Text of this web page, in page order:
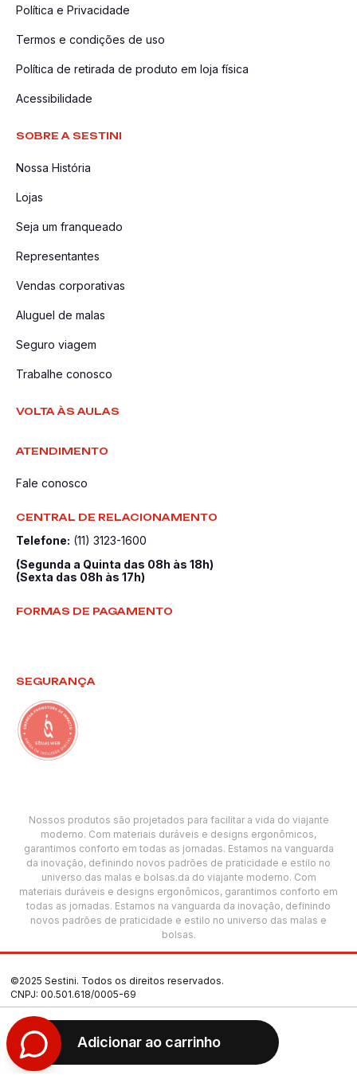
Adicionar ao carrinho
Política e Privacidade
Termos e condições de uso
Política de retirada de produto em loja física
Acessibilidade
SOBRE A SESTINI
Nossa História
Lojas
Seja um franqueado
Representantes
Vendas corporativas
Aluguel de malas
Seguro viagem
Trabalhe conosco
VOLTA ÀS AULAS
ATENDIMENTO
Fale conosco
CENTRAL DE RELACIONAMENTO
Telefone: (11) 3123-1600
(Segunda a Quinta das 08h às 18h)
(Sexta das 08h às 17h)
FORMAS DE PAGAMENTO
SEGURANÇA
Nossos produtos são projetados para facilitar a vida do viajante
moderno. Com materiais duráveis e designs ergonômicos,
garantimos conforto em todas as jornadas. Estamos na vanguarda
da inovação, definindo novos padrões de praticidade e estilo no
universo das malas e bolsas.da do viajante moderno. Com
materiais duráveis e designs ergonômicos, garantimos conforto em
todas as jornadas. Estamos na vanguarda da inovação, definindo
novos padrões de praticidade e estilo no universo das malas e
bolsas.
©2025 Sestini. Todos os direitos reservados.
CNPJ: 00.501.618/0005-69
Termos de Uso
Política de Privacidade